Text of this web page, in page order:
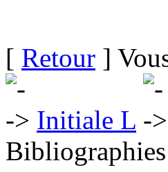
[ Retour ]
Initiale L